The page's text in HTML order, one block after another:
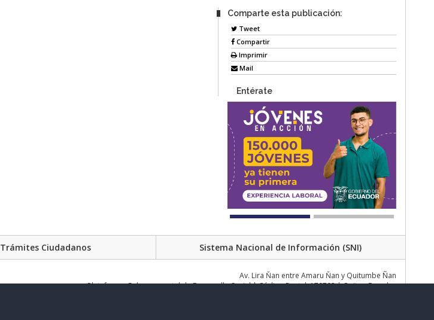
Comparte esta publicación:
Tweet
Compartir
Imprimir
Mail
Entérate
Ciudadanos Sistema Nacional de Información (SNI)
Av. Lira Ňan entre Amaru Ňan y Quitumbe Ñan
Plataforma Gubernamental de Desarrollo Social | Código Postal: 170702 | Quito - Ecuador